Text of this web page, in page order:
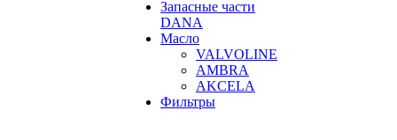
Запасные части
DANA
Масло
VALVOLINE
AMBRA
AKCELA
Фильтры